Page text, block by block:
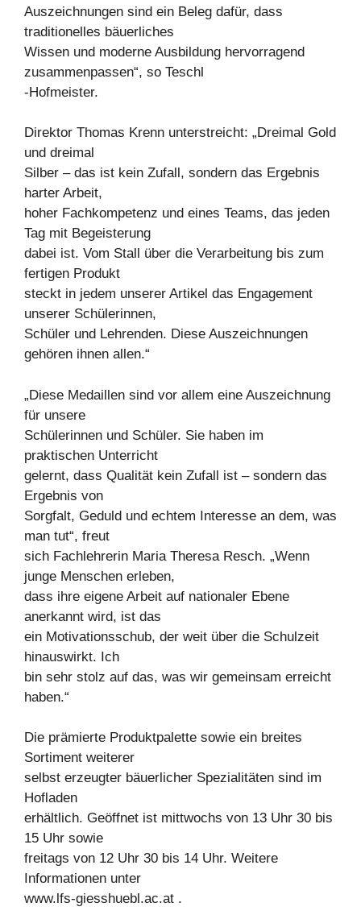
Auszeichnungen sind ein Beleg dafür, dass
traditionelles bäuerliches
Wissen und moderne Ausbildung hervorragend
zusammenpassen“, so Teschl
-Hofmeister.
Direktor Thomas Krenn unterstreicht: „Dreimal Gold
und dreimal
Silber – das ist kein Zufall, sondern das Ergebnis
harter Arbeit,
hoher Fachkompetenz und eines Teams, das jeden
Tag mit Begeisterung
dabei ist. Vom Stall über die Verarbeitung bis zum
fertigen Produkt
steckt in jedem unserer Artikel das Engagement
unserer Schülerinnen,
Schüler und Lehrenden. Diese Auszeichnungen
gehören ihnen allen.“
„Diese Medaillen sind vor allem eine Auszeichnung
für unsere
Schülerinnen und Schüler. Sie haben im
praktischen Unterricht
gelernt, dass Qualität kein Zufall ist – sondern das
Ergebnis von
Sorgfalt, Geduld und echtem Interesse an dem, was
man tut“, freut
sich Fachlehrerin Maria Theresa Resch. „Wenn
junge Menschen erleben,
dass ihre eigene Arbeit auf nationaler Ebene
anerkannt wird, ist das
ein Motivationsschub, der weit über die Schulzeit
hinauswirkt. Ich
bin sehr stolz auf das, was wir gemeinsam erreicht
haben.“
Die prämierte Produktpalette sowie ein breites
Sortiment weiterer
selbst erzeugter bäuerlicher Spezialitäten sind im
Hofladen
erhältlich. Geöffnet ist mittwochs von 13 Uhr 30 bis
15 Uhr sowie
freitags von 12 Uhr 30 bis 14 Uhr. Weitere
Informationen unter
www.lfs-giesshuebl.ac.at .